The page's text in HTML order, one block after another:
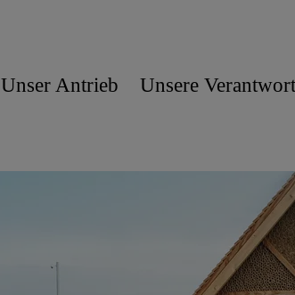
Unser Antrieb Unsere